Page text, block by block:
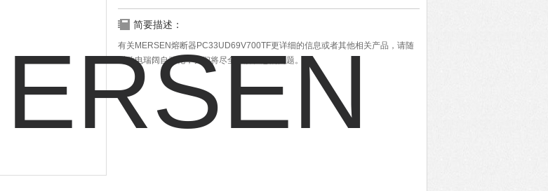
简要描述：
有关MERSEN熔断器PC33UD69V700TF更详细的信息或者其他相关产品，请随
时致电瑞阔自动化，我们将尽全力解决您的问题。